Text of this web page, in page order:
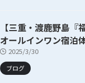
【三重・渡鹿野島『
オールインワン宿泊
2025/3/30
ブログ